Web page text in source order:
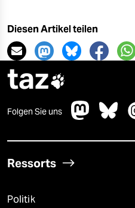
Diesen Artikel teilen
taz
Folgen Sie uns
Ressorts
Politik